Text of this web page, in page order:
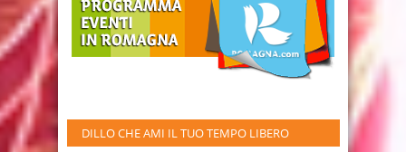
DILLO CHE AMI IL TUO TEMPO LIBERO